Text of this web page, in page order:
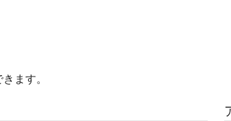
physical signal that starts at a specified
ます。